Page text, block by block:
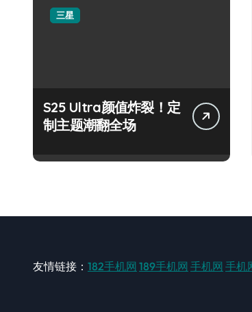
三星
S25 Ultra颜值炸裂！定
制主题潮翻全场
友情链接： 182手机网 189手机网 手机网 手机